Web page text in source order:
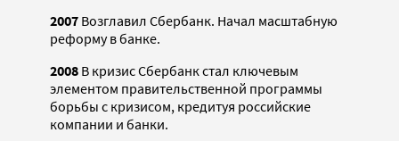
2007 Возглавил Сбербанк. Начал масштабную
реформу в банке.
2008 В кризис Сбербанк стал ключевым
элементом правительственной программы
борьбы с кризисом, кредитуя российские
компании и банки.